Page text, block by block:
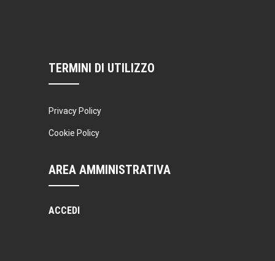
TERMINI DI UTILIZZO
Privacy Policy
Cookie Policy
AREA AMMINISTRATIVA
ACCEDI